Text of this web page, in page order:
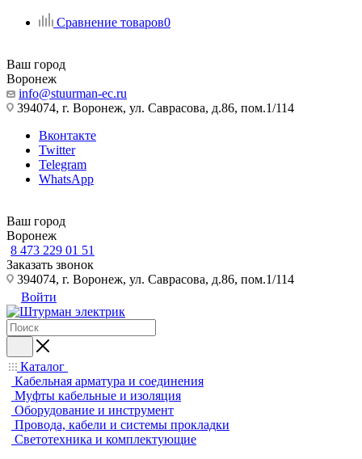
Сравнение товаров0
Ваш город
Воронеж
info@stuurman-ec.ru
394074, г. Воронеж, ул. Саврасова, д.86, пом.1/114
Вконтакте
Twitter
Telegram
WhatsApp
Ваш город
Воронеж
8 473 229 01 51
Заказать звонок
394074, г. Воронеж, ул. Саврасова, д.86, пом.1/114
Войти
Каталог
Кабельная арматура и соединения
Муфты кабельные и изоляция
Оборудование и инструмент
Провода, кабели и системы прокладки
Светотехника и комплектующие